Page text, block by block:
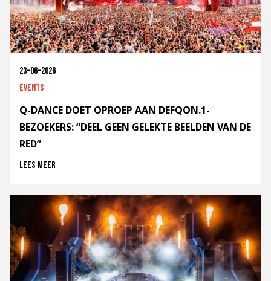
23-06-2026
Events
Q-DANCE DOET OPROEP AAN DEFQON.1-
BEZOEKERS: “DEEL GEEN GELEKTE BEELDEN VAN DE
RED”
Lees meer